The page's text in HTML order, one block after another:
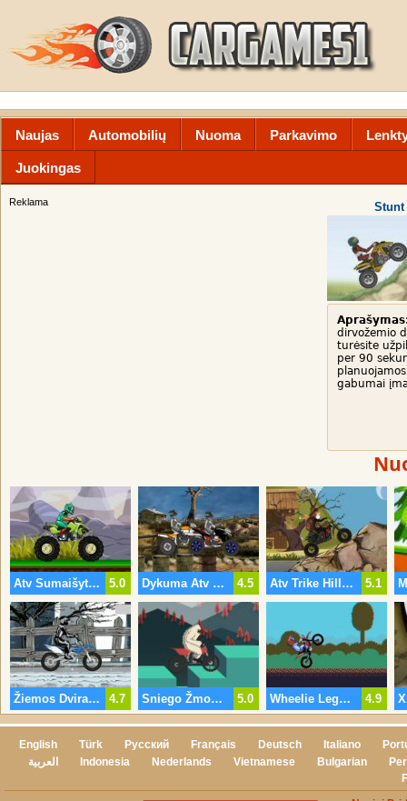
Naujas Automobilių Nuoma Parkavimo
Juokingas
Reklama
dirvožemio
turėsite
per 90
gabumai
5.0
Atv Sumaišyti Iki 4.5
Dykuma Atv Vykdyti 5.1
Atv Trike Hill Nuotykių
4.7
Žiemos Dviračių Lenktynės 5.0
Sniego Žmogus Ekstremaliame Motokroso 4.9
Wheelie Legenda
English Türk Русский Français Deutsch Italiano
العربية
Indonesia Nederlands Vietnamese Bulgarian